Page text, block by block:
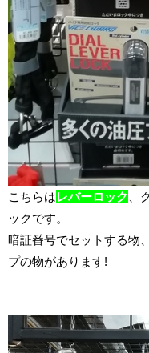
こちらはレバーロック
、
ックです。
暗証番号でセットする物
プの物があります!